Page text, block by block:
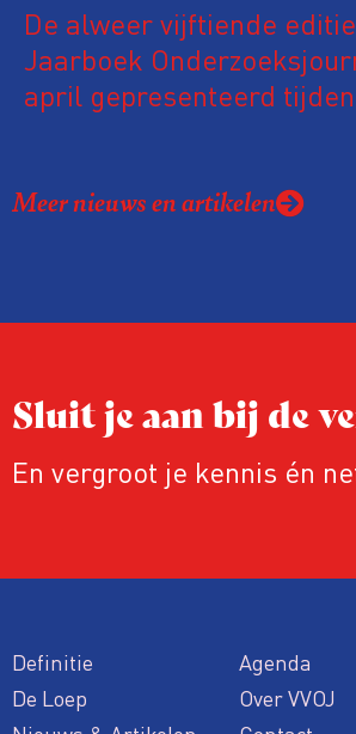
De alweer vijftiende editie
Jaarboek
april gepresenteerd
katern met kleurenfoto’s
Meer nieuws en artikelen
Sluit je aan bij de
En vergroot je kennis én
Definitie
De Loep
Agenda
Over VVOJ